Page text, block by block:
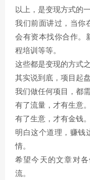
以上，是变现方式的
我们前面讲过，当你
会有资本找你合作。
程培训等等。
这些都是变现的方式之
其实说到底，项目起
我们做任何项目，都
有了流量，才有生意。
有了生意，才有金钱。
明白这个道理，赚钱
情。
希望今天的文章对
流。